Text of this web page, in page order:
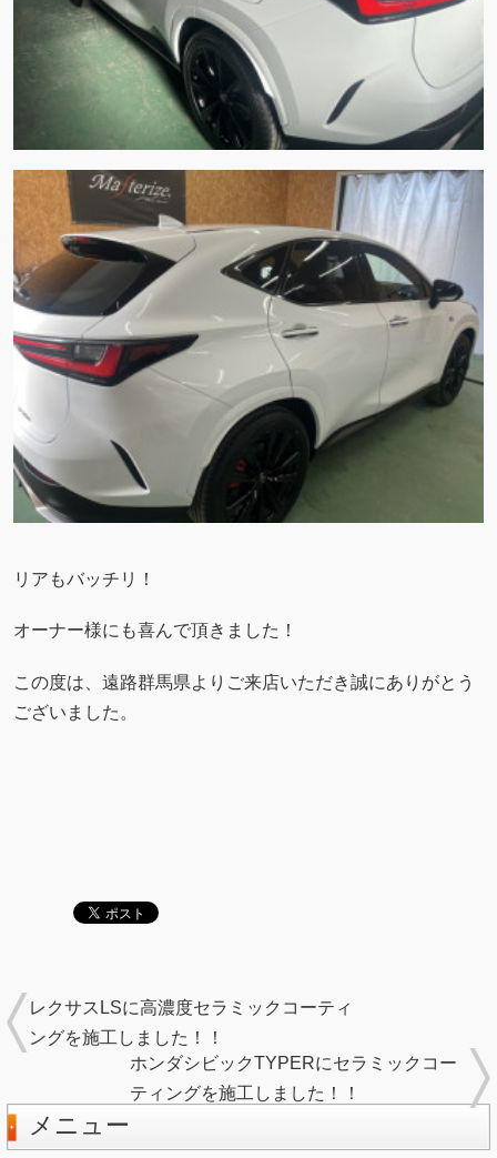
リアもバッチリ！
オーナー様にも喜んで頂きました！
この度は、遠路群馬県よりご来店いただき誠にありがとう
ございました。
レクサスLSに高濃度セラミックコーティ
ングを施工しました！！
ホンダシビックTYPERにセラミックコー
ティングを施工しました！！
メニュー